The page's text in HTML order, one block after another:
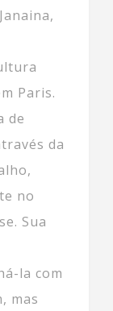
Paris.
de
da
no
Sua
la com
mas